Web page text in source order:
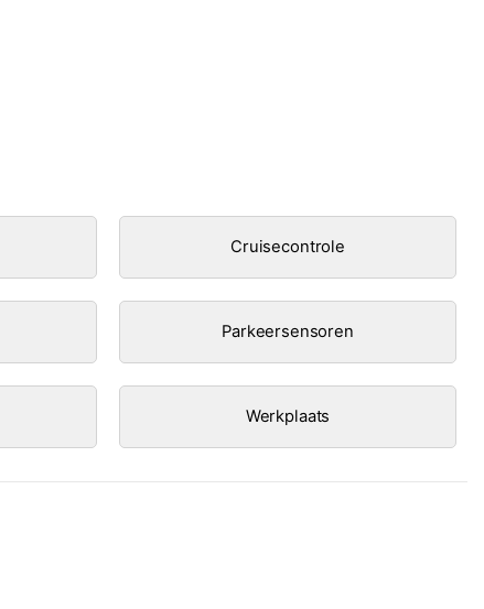
Cruisecontrole
Parkeersensoren
Werkplaats